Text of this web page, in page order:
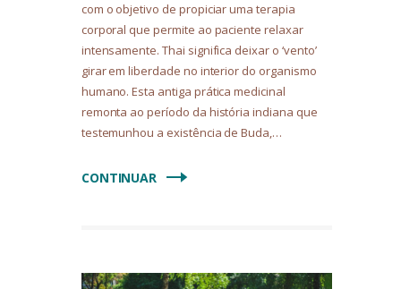
com o objetivo de propiciar uma terapia
corporal que permite ao paciente relaxar
intensamente. Thai significa deixar o ‘vento’
girar em liberdade no interior do organismo
humano. Esta antiga prática medicinal
remonta ao período da história indiana que
testemunhou a existência de Buda,…
CONTINUAR